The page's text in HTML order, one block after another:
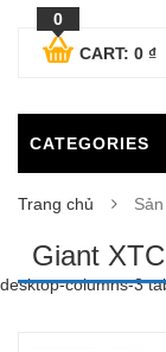
0
CART: 0 ₫
CATEGORIES
Trang chủ
Giant
desktop-columns-3